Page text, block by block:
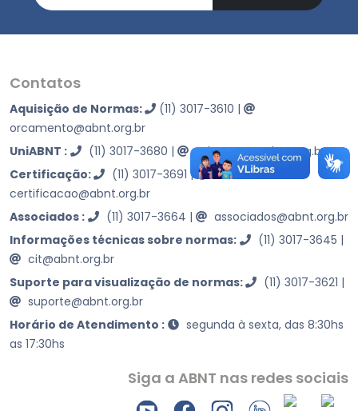
Contatos
Aquisição de Normas: (11) 3017-3610 |
orcamento@abnt.org.br
UniABNT :
(11) 3017-3680 |
educacao@abnt.org.br
Certificação:
(11) 3017-3691 |
certificacao@abnt.org.br
Associados :
(11) 3017-3664 |
associados@abnt.org.br
Informações técnicas sobre normas:
(11) 3017-3645 |
cit@abnt.org.br
Suporte para visualização de normas:
(11) 3017-3621 |
suporte@abnt.org.br
Horário de Atendimento :
segunda à sexta, das 8:30hs
as 17:30hs
Siga a ABNT nas redes sociais